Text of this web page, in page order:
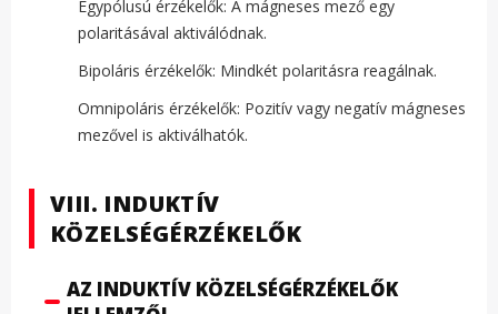
Egypólusú érzékelők: A mágneses mező egy
polaritásával aktiválódnak.
Bipoláris érzékelők: Mindkét polaritásra reagálnak.
Omnipoláris érzékelők: Pozitív vagy negatív mágneses
mezővel is aktiválhatók.
VIII. INDUKTÍV
KÖZELSÉGÉRZÉKELŐK
AZ INDUKTÍV KÖZELSÉGÉRZÉKELŐK